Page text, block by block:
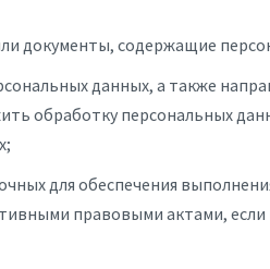
документы, содержащие
данных, а также
обработку персональных
для обеспечения
правовыми актами,